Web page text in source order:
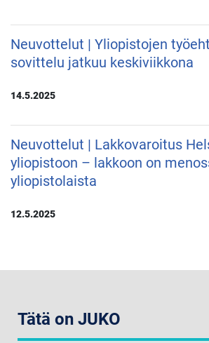
Neuvottelut | Yliopistojen
sovittelu jatkuu keskiviikkona
14.5.2025
Neuvottelut | Lakkovaroitus
yliopistoon – lakkoon on
yliopistolaista
12.5.2025
Tätä on JUKO